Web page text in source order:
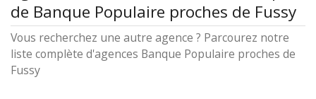
de Banque Populaire proches de Fussy
Vous recherchez une autre agence ? Parcourez notre
liste complète d'agences Banque Populaire proches de
Fussy